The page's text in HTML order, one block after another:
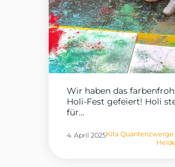
Wir haben das
Holi-Fest gefeiert! Holi
für...
4. April 2025Kita Quantenzwerge